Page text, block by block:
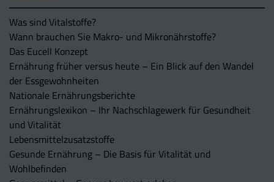
Was sind Vitalstoffe?
Wann brauchen Sie Makro- und Mikronährstoffe?
Das Eucell Konzept
Ernährung früher versus heute – Ein Blick auf den Wandel
der Essgewohnheiten
Nationale Ernährungsberichte
Ernährungslexikon – Ihr Nachschlagewerk für Gesundheit
und Vitalität
Lebensmittelzusatzstoffe
Gesunde Ernährung – Die Basis für Vitalität und
Wohlbefinden